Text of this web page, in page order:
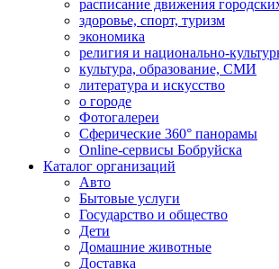
расписание движения
здоровье, спорт, туризм
экономика
религия и национально-
культура, образование, СМИ
литература и искусство
о городе
Фотогалереи
Сферические 360° панорамы
Online-сервисы Бобруйска
Каталог организаций
Авто
Бытовые услуги
Государство и общество
Дети
Домашние животные
Доставка